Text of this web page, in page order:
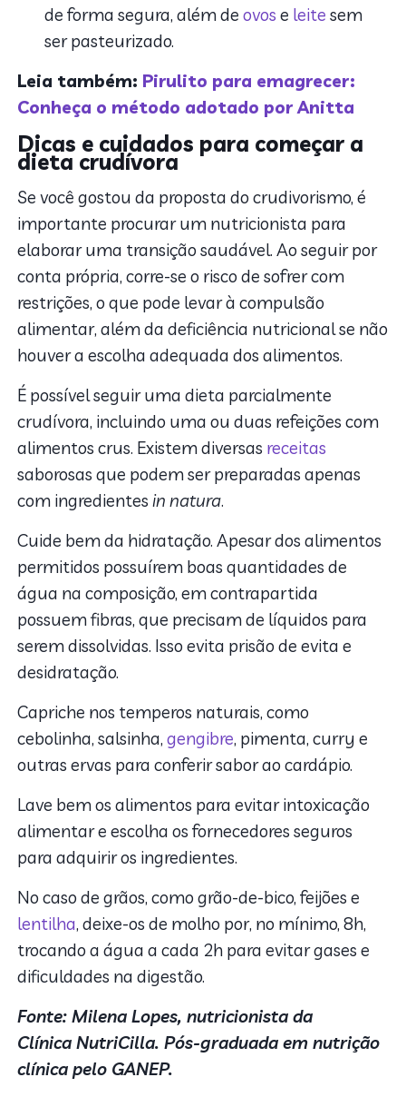
de forma segura, além deovos e leite sem
ser pasteurizado.
Leia também: Pirulito para emagrecer:
Conheça o método adotado por Anitta
Dicas e cuidados para começar a
dieta crudívora
Se você gostou da proposta do crudivorismo, é
importante procurar um nutricionista para
elaborar uma transição saudável. Ao seguir por
conta própria, corre-se o risco de sofrer com
restrições, o que pode levar à compulsão
alimentar, além da deficiência nutricional se não
houver a escolha adequada dos alimentos.
É possível seguir uma dieta parcialmente
crudívora, incluindo uma ou duas refeições com
alimentos crus. Existem diversas receitas
saborosas que podem ser preparadas apenas
com ingredientes in natura.
Cuide bem da hidratação. Apesar dos alimentos
permitidos possuírem boas quantidades de
água na composição, em contrapartida
possuem fibras, que precisam de líquidos para
serem dissolvidas. Isso evita prisão de evita e
desidratação.
Capriche nos temperos naturais, como
cebolinha, salsinha,gengibre, pimenta, curry e
outras ervas para conferir sabor ao cardápio.
Lave bem os alimentos para evitar intoxicação
alimentar e escolha os fornecedores seguros
para adquirir os ingredientes.
No caso de grãos, como grão-de-bico, feijões e
lentilha, deixe-os de molho por, no mínimo, 8h,
trocando a água a cada 2h para evitar gases e
dificuldades na digestão.
Fonte: Milena Lopes, nutricionista da
Clínica NutriCilla. Pós-graduada em nutrição
clínica pelo GANEP.